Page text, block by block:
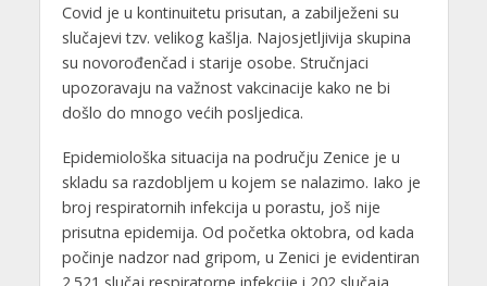
Covid je u kontinuitetu prisutan, a zabilježeni su
slučajevi tzv. velikog kašlja. Najosjetljivija skupina
su novorođenčad i starije osobe. Stručnjaci
upozoravaju na važnost vakcinacije kako ne bi
došlo do mnogo većih posljedica.
Epidemiološka situacija na području Zenice je u
skladu sa razdobljem u kojem se nalazimo. Iako je
broj respiratornih infekcija u porastu, još nije
prisutna epidemija. Od početka oktobra, od kada
počinje nadzor nad gripom, u Zenici je evidentiran